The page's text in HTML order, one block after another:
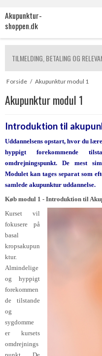
Akupunktur-
shoppen.dk
TILMELDING, BETALING OG
Forside / Akupunktur modul 1
Akupunktur modul 1
Introduktion til
Uddannelsens opstart, hvor du
hyppigt forekommende
omdrejningspunkt. De mest
Modulet kan tages separat som
samlede akupunktur uddannelse.
Køb modul 1 - Introduktion til
Kurset vil
fokusere på
basal
kropsakupun
ktur.
Almindelige
og hyppigt
forekommen
de tilstande
og
sygdomme
er kursets
omdrejnings